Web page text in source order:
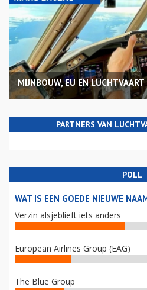
MIJNBOUW, EU EN LUCHTVAART
PARTNERS VAN
POLL
WAT IS EEN GOEDE NIEUWE
Verzin alsjeblieft iets anders
European Airlines Group (EAG)
The Blue Group